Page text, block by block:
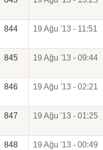
844 19 Ağu '13 - 11:51
845 19 Ağu '13 - 09:44
846 19 Ağu '13 - 02:21
847 19 Ağu '13 - 01:25
848 19 Ağu '13 - 00:49